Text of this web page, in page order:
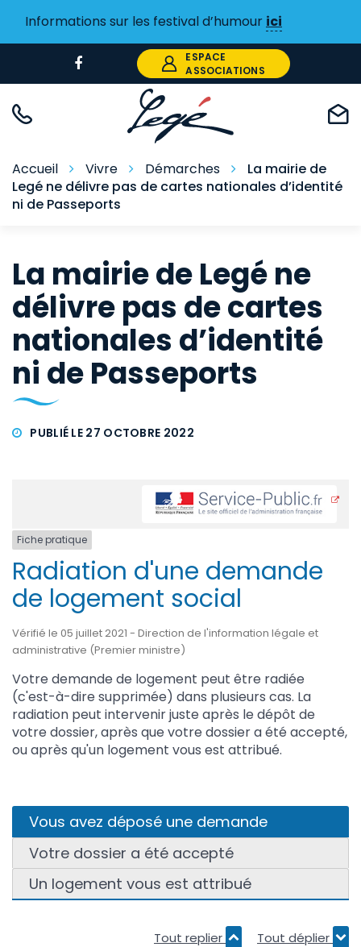
Informations sur les festival d’humour ici
vers
Facebook
ESPACE
ASSOCIATIONS
Accueil Vivre Démarches
La mairie de
Legé ne délivre pas de cartes nationales d’identité
ni de Passeports
La mairie de Legé ne
délivre pas de cartes
nationales d’identité
ni de Passeports
PUBLIÉ LE 27 OCTOBRE 2022
Fiche pratique
Radiation d'une demande
de logement social
Vérifié le 05 juillet 2021 - Direction de l'information légale et
administrative (Premier ministre)
Votre demande de logement peut être radiée
(c'est-à-dire supprimée) dans plusieurs cas. La
radiation peut intervenir juste après le dépôt de
votre dossier, après que votre dossier a été accepté,
ou après qu'un logement vous est attribué.
Vous avez déposé une demande
Votre dossier a été accepté
Un logement vous est attribué
Tout replier Tout déplier